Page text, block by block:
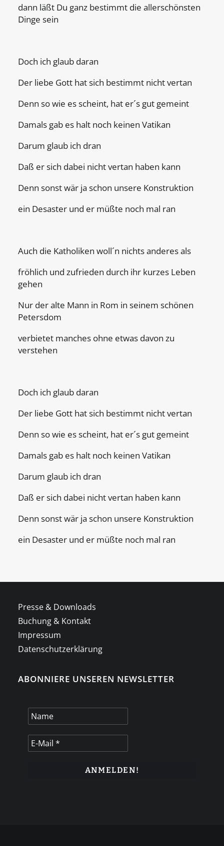
dann läßt Du ganz bestimmt die allerschönsten
Dinge sein
Doch ich glaub daran
Der liebe Gott hat sich bestimmt nicht vertan
Denn so wie es scheint, hat er´s gut gemeint
Damals gab es halt noch keinen Vatikan
Darum glaub ich dran
Daß er sich dabei nicht vertan haben kann
Denn sonst wär ja schon unsere Konstruktion
ein Desaster und er müßte noch mal ran
Auch die Katholiken woll´n nichts anderes als
fröhlich und zufrieden durch ihr kurzes Leben
gehen
Nur der alte Mann in Rom in seinem schönen
Petersdom
verbietet manches ohne etwas davon zu
verstehen
Doch ich glaub daran
Der liebe Gott hat sich bestimmt nicht vertan
Denn so wie es scheint, hat er´s gut gemeint
Damals gab es halt noch keinen Vatikan
Darum glaub ich dran
Daß er sich dabei nicht vertan haben kann
Denn sonst wär ja schon unsere Konstruktion
ein Desaster und er müßte noch mal ran
Presse & Downloads
Buchung & Kontakt
Impressum
Datenschutzerklärung
ABONNIERE UNSEREN NEWSLETTER